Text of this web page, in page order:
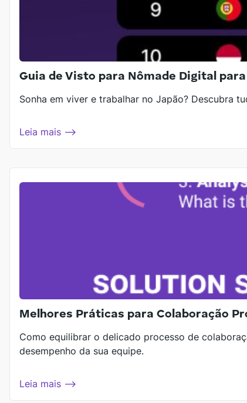
Guia de Visto para Nômade Digital para
Sonha em viver e trabalhar no Japão? Descubra
Leia mais ⟶
Melhores Práticas para Colaboração
Como equilibrar o delicado processo de
desempenho da sua equipe.
Leia mais ⟶